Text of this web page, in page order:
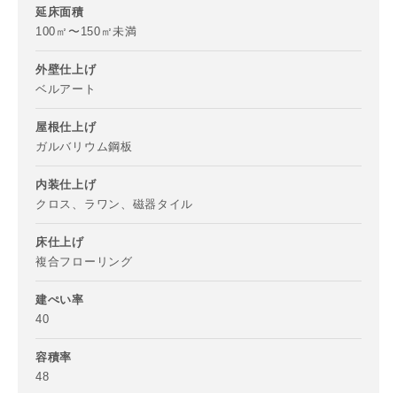
延床面積
100㎡〜150㎡未満
外壁仕上げ
ベルアート
屋根仕上げ
ガルバリウム鋼板
内装仕上げ
クロス、ラワン、磁器タイル
床仕上げ
複合フローリング
建ぺい率
40
容積率
48